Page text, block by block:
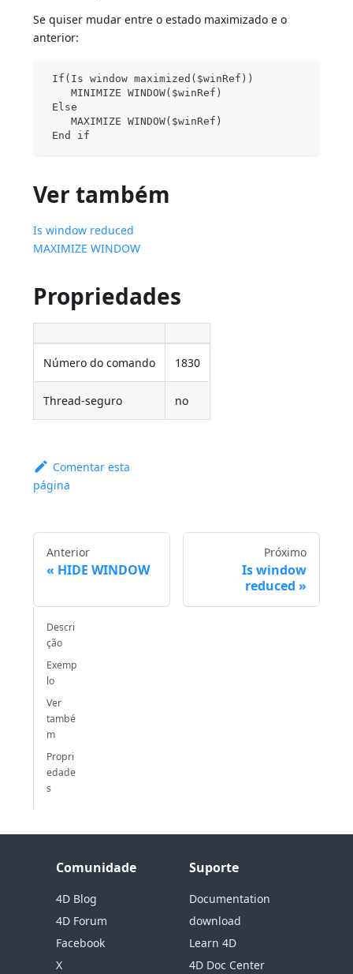
Se quiser mudar entre o estado maximizado e o
anterior:
If(Is window maximized($winRef))
MINIMIZE WINDOW($winRef)
Else
MAXIMIZE WINDOW($winRef)
End if
Ver também
Is window reduced
MAXIMIZE WINDOW
Propriedades
Número do comando 1830
Thread-seguro no
Comentar esta
página
Anterior
HIDE WINDOW
Próximo
Is window
reduced
Descri
ção
Exemp
lo
Ver
també
m
Propri
edade
s
Comunidade
4D Blog
4D Forum
Facebook
X
Suporte
Documentation
download
Learn 4D
4D Doc Center